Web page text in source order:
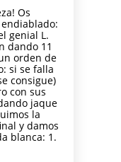
30
ABRIL
2026
APRENDER A
MIRAR EL
ARTE: LA
ABSTRACCIÓN
GEOMÉTRICA:
PIET
MONDRIAN (Y
VISITA AL
16
MARZO
2026
EL DESAFÍO
Os
genial L.
dando 11
orden de
si se falla
consigue)
con sus
jaque
la
y damos
blanca: 1.